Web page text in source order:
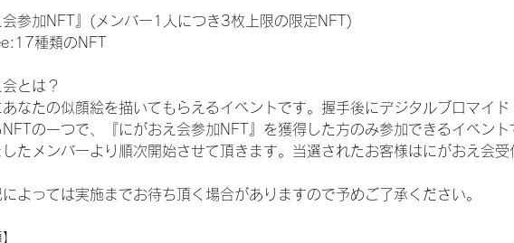
会参加NFT』(メンバー1人につき3枚上限の限定NFT)
種類のNFT
とは？
あなたの似顔絵を描いてもらえるイベントです。握手後にデジタルブロマイ
の一つで、『にがおえ会参加NFT』を獲得した方のみ参加できるイベン
たメンバーより順次開始させて頂きます。当選されたお客様はにがおえ会
よっては実施までお待ち頂く場合がありますので予めご了承ください。